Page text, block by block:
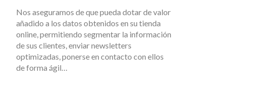
Nos aseguramos de que pueda dotar de valor
añadido a los datos obtenidos en su tienda
online, permitiendo segmentar la información
de sus clientes, enviar newsletters
optimizadas, ponerse en contacto con ellos
de forma ágil…